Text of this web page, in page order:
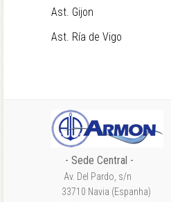
Ast. Gijon
Ast. Ría de Vigo
- Sede Central -
Av. Del Pardo, s/n
33710 Navia (Espanha)